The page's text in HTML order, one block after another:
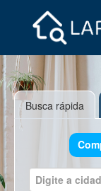
Busca rápida